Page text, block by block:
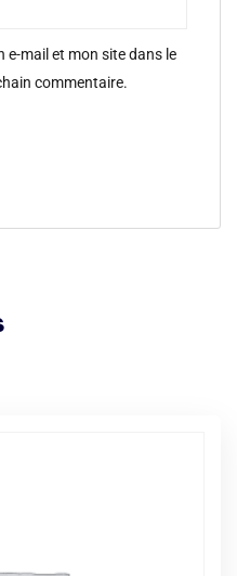
e-mail et mon site dans le
commentaire.